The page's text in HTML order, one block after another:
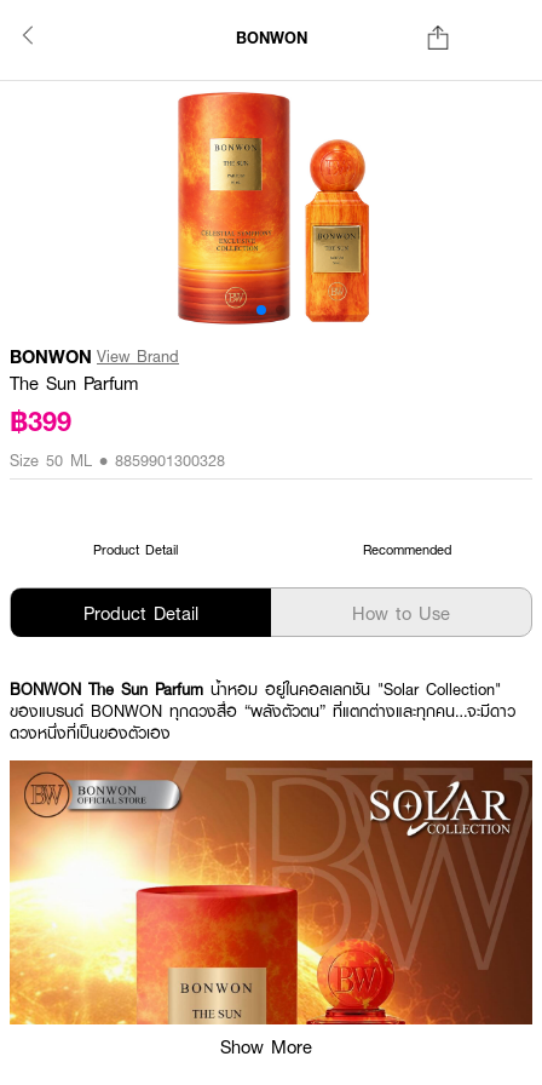
BONWON
BONWON View Brand
The Sun Parfum
฿399
Size 50 ML • 8859901300328
Product Detail Recommended
Product Detail How to Use
BONWON The Sun Parfum น้ำหอม อยู่ในคอลเลกชัน "Solar Collection"
ของแบรนด์ BONWON ทุกดวงสื่อ “พลังตัวตน” ที่แตกต่างและทุกคน…จะมีดาว
ดวงหนึ่งที่เป็นของตัวเอง
Show More